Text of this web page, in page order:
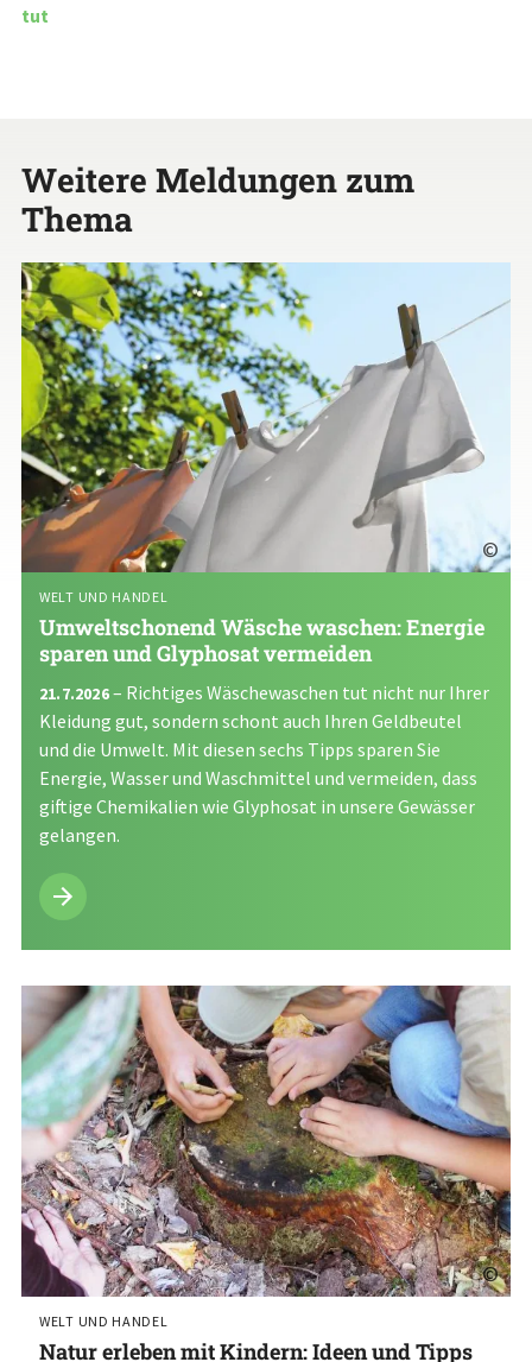
tut
Weitere Meldungen zum
Thema
©
Umweltschonend Wäsche waschen: Energie
sparen und Glyphosat vermeiden
WELT UND HANDEL
21.7.2026– Richtiges Wäschewaschen tut nicht nur Ihrer
Kleidung gut, sondern schont auch Ihren Geldbeutel
und die Umwelt. Mit diesen sechs Tipps sparen Sie
Energie, Wasser und Waschmittel und vermeiden, dass
giftige Chemikalien wie Glyphosat in unsere Gewässer
gelangen.
©
Natur erleben mit Kindern: Ideen und Tipps
WELT UND HANDEL